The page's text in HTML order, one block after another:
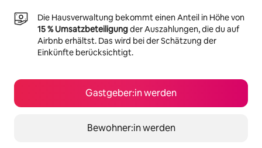
Die Hausverwaltung bekommt einen Anteil in Höhe von
15 % Umsatzbeteiligungder Auszahlungen, die du auf
Airbnb erhältst. Das wird bei der Schätzung der
Einkünfte berücksichtigt.
Gastgeber:in werden
Bewohner:in werden